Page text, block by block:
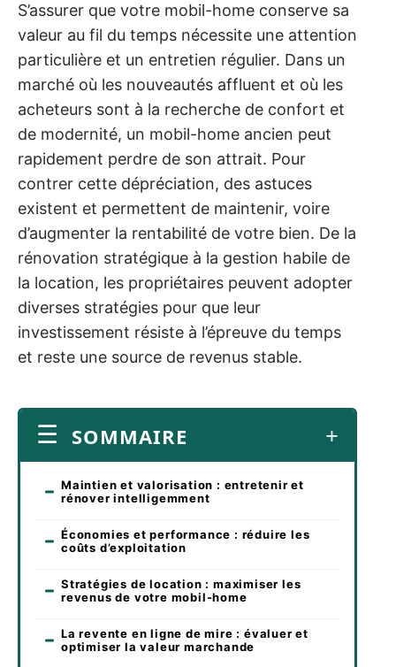
S’assurer que votre mobil-home conserve sa
valeur au fil du temps nécessite une attention
particulière et un entretien régulier. Dans un
marché où les nouveautés affluent et où les
acheteurs sont à la recherche de confort et
de modernité, un mobil-home ancien peut
rapidement perdre de son attrait. Pour
contrer cette dépréciation, des astuces
existent et permettent de maintenir, voire
d’augmenter la rentabilité de votre bien. De la
rénovation stratégique à la gestion habile de
la location, les propriétaires peuvent adopter
diverses stratégies pour que leur
investissement résiste à l’épreuve du temps
et reste une source de revenus stable.
SOMMAIRE
Maintien et valorisation : entretenir et
rénover intelligemment
Économies et performance : réduire les
coûts d’exploitation
Stratégies de location : maximiser les
revenus de votre mobil-home
La revente en ligne de mire : évaluer et
optimiser la valeur marchande